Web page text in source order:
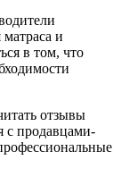
и
в том, что
отзывы
с продавцами-